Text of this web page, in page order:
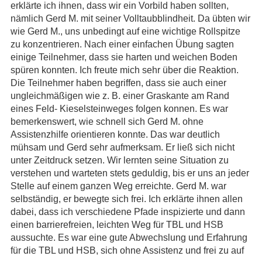
erklärte ich ihnen, dass wir ein Vorbild haben sollten,
nämlich Gerd M. mit seiner Volltaubblindheit. Da übten wir
wie Gerd M., uns unbedingt auf eine wichtige Rollspitze
zu konzentrieren. Nach einer einfachen Übung sagten
einige Teilnehmer, dass sie harten und weichen Boden
spüren konnten. Ich freute mich sehr über die Reaktion.
Die Teilnehmer haben begriffen, dass sie auch einer
ungleichmäßigen wie z. B. einer Graskante am Rand
eines Feld- Kieselsteinweges folgen konnen. Es war
bemerkenswert, wie schnell sich Gerd M. ohne
Assistenzhilfe orientieren konnte. Das war deutlich
mühsam und Gerd sehr aufmerksam. Er ließ sich nicht
unter Zeitdruck setzen. Wir lernten seine Situation zu
verstehen und warteten stets geduldig, bis er uns an jeder
Stelle auf einem ganzen Weg erreichte. Gerd M. war
selbständig, er bewegte sich frei. Ich erklärte ihnen allen
dabei, dass ich verschiedene Pfade inspizierte und dann
einen barrierefreien, leichten Weg für TBL und HSB
aussuchte. Es war eine gute Abwechslung und Erfahrung
für die TBL und HSB, sich ohne Assistenz und frei zu auf